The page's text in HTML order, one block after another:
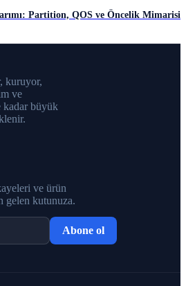
Partition, QOS ve Öncelik Mimarisi
kuruyor,
ve
kadar büyük
ve ürün
gelen kutunuza.
Abone ol